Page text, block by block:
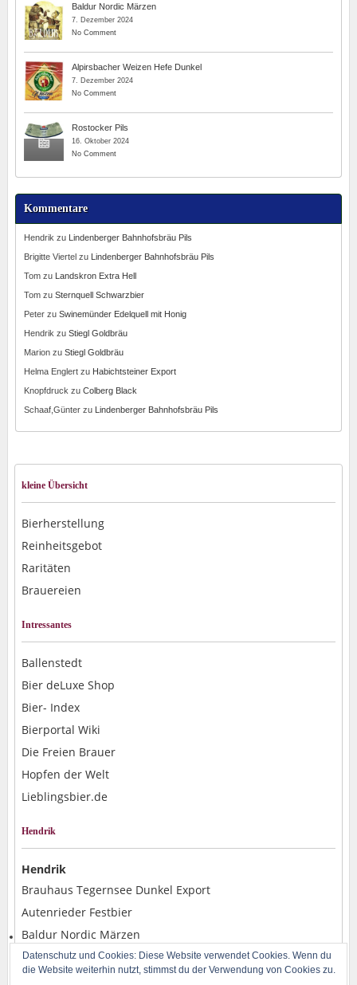
Baldur Nordic Märzen
7. Dezember 2024
No Comment
Alpirsbacher Weizen Hefe Dunkel
7. Dezember 2024
No Comment
Rostocker Pils
16. Oktober 2024
No Comment
Kommentare
Hendrik zu
Lindenberger Bahnhofsbräu Pils
Brigitte Viertel zu
Lindenberger Bahnhofsbräu Pils
Tomzu
Landskron Extra Hell
Tomzu Sternquell Schwarzbier
Peterzu Swinemünder Edelquell mit Honig
Hendrik zu Stiegl Goldbräu
Marionzu Stiegl Goldbräu
Helma Englertzu Habichtsteiner Export
Knopfdruck zu Colberg Black
Schaaf,Günterzu Lindenberger Bahnhofsbräu Pils
kleine Übersicht
Bierherstellung
Reinheitsgebot
Raritäten
Brauereien
Intressantes
Ballenstedt
Bier deLuxe Shop
Bier- Index
Bierportal Wiki
Die Freien Brauer
Hopfen der Welt
Lieblingsbier.de
Hendrik
Hendrik
Brauhaus Tegernsee Dunkel Export
Autenrieder Festbier
Baldur Nordic Märzen
Alpirsbacher Weizen Hefe Dunkel
Datenschutz und Cookies: Diese Website verwendet Cookies. Wenn du
die Website weiterhin nutzt, stimmst du der Verwendung von Cookies zu.